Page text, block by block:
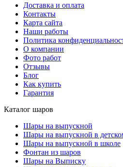
Доставка и оплата
Контакты
Карта сайта
Наши работы
Политика
О компании
Фото работ
Отзывы
Блог
Как купить
Гарантия
Каталог шаров
Шары на выпускной
Шары на выпускной в
Шары на выпускной в школе
Фонтан из шаров
Шары на Выписку